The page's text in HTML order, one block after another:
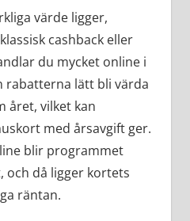
värde ligger,
cashback eller
du mycket online i
rabatterna lätt bli värda
året, vilket kan
med årsavgift ger.
blir programmet
och då ligger kortets
räntan.